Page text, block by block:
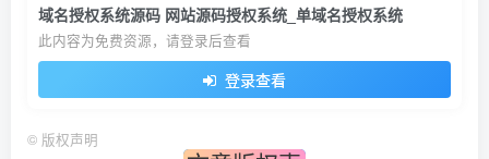
域名授权系统源码 网站源码授权系统_单域名授权系统
此内容为免费资源，请登录后查看
登录查看
© 版权声明